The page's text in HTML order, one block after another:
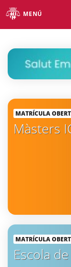
MENÚ
MATRÍCULA
Màsters
MATRÍCULA
Escola